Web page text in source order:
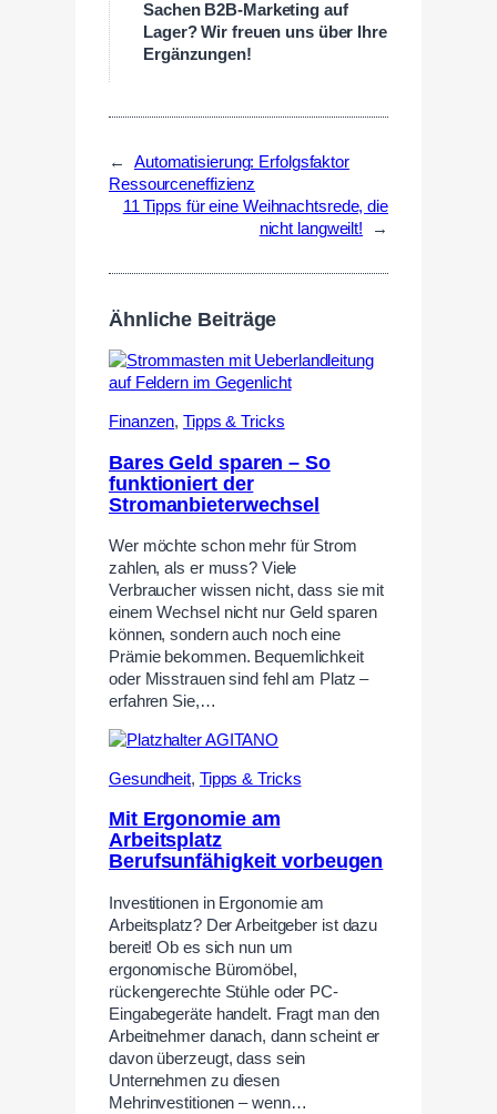
Sachen B2B-Marketing auf
Lager? Wir freuen uns über Ihre
Ergänzungen!
←
Automatisierung: Erfolgsfaktor
Ressourceneffizienz
11 Tipps für eine Weihnachtsrede, die
nicht langweilt!
→
Ähnliche Beiträge
Finanzen,Tipps & Tricks
Bares Geld sparen – So
funktioniert der
Stromanbieterwechsel
Wer möchte schon mehr für Strom
zahlen, als er muss? Viele
Verbraucher wissen nicht, dass sie mit
einem Wechsel nicht nur Geld sparen
können, sondern auch noch eine
Prämie bekommen. Bequemlichkeit
oder Misstrauen sind fehl am Platz –
erfahren Sie,…
Gesundheit, Tipps & Tricks
Mit Ergonomie am
Arbeitsplatz
Berufsunfähigkeit vorbeugen
Investitionen in Ergonomie am
Arbeitsplatz? Der Arbeitgeber ist dazu
bereit! Ob es sich nun um
ergonomische Büromöbel,
rückengerechte Stühle oder PC-
Eingabegeräte handelt. Fragt man den
Arbeitnehmer danach, dann scheint er
davon überzeugt, dass sein
Unternehmen zu diesen
Mehrinvestitionen – wenn…